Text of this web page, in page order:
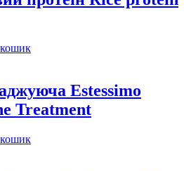
Estessimo
Treatment